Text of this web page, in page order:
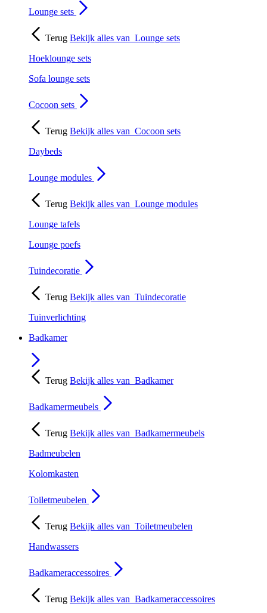
Lounge sets
Terug Bekijk alles van Lounge sets
Hoeklounge sets
Sofa lounge sets
Cocoon sets
Terug Bekijk alles van Cocoon sets
Daybeds
Lounge modules
Terug Bekijk alles van Lounge modules
Lounge tafels
Lounge poefs
Tuindecoratie
Terug Bekijk alles van Tuindecoratie
Tuinverlichting
Badkamer
Terug Bekijk alles van Badkamer
Badkamermeubels
Terug Bekijk alles van Badkamermeubels
Badmeubelen
Kolomkasten
Toiletmeubelen
Terug Bekijk alles van Toiletmeubelen
Handwassers
Badkameraccessoires
Terug Bekijk alles van Badkameraccessoires